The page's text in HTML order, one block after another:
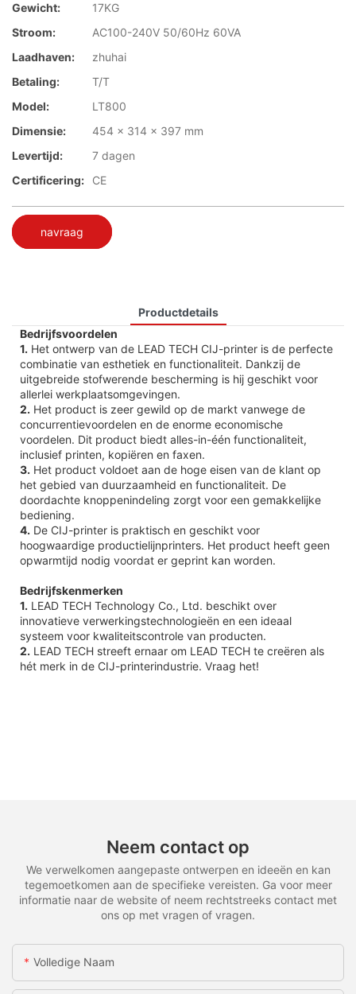
Gewicht:
17KG
Stroom:
AC100-240V 50/60Hz 60VA
Laadhaven:
zhuhai
Betaling:
T/T
Model:
LT800
Dimensie:
454 x 314 x 397 mm
Levertijd:
7 dagen
Certificering:
CE
navraag
Productdetails
Bedrijfsvoordelen
1. Het ontwerp van de LEAD TECH CIJ-printer is de perfecte
combinatie van esthetiek en functionaliteit. Dankzij de
uitgebreide stofwerende bescherming is hij geschikt voor
allerlei werkplaatsomgevingen.
2. Het product is zeer gewild op de markt vanwege de
concurrentievoordelen en de enorme economische
voordelen. Dit product biedt alles-in-één functionaliteit,
inclusief printen, kopiëren en faxen.
3. Het product voldoet aan de hoge eisen van de klant op
het gebied van duurzaamheid en functionaliteit. De
doordachte knoppenindeling zorgt voor een gemakkelijke
bediening.
4. De CIJ-printer is praktisch en geschikt voor
hoogwaardige productielijnprinters. Het product heeft geen
opwarmtijd nodig voordat er geprint kan worden.
Bedrijfskenmerken
1. LEAD TECH Technology Co., Ltd. beschikt over
innovatieve verwerkingstechnologieën en een ideaal
systeem voor kwaliteitscontrole van producten.
2. LEAD TECH streeft ernaar om LEAD TECH te creëren als
hét merk in de CIJ-printerindustrie. Vraag het!
Neem contact op
We verwelkomen aangepaste ontwerpen en ideeën en kan
tegemoetkomen aan de specifieke vereisten. Ga voor meer
informatie naar de website of neem rechtstreeks contact met
ons op met vragen of vragen.
Volledige Naam